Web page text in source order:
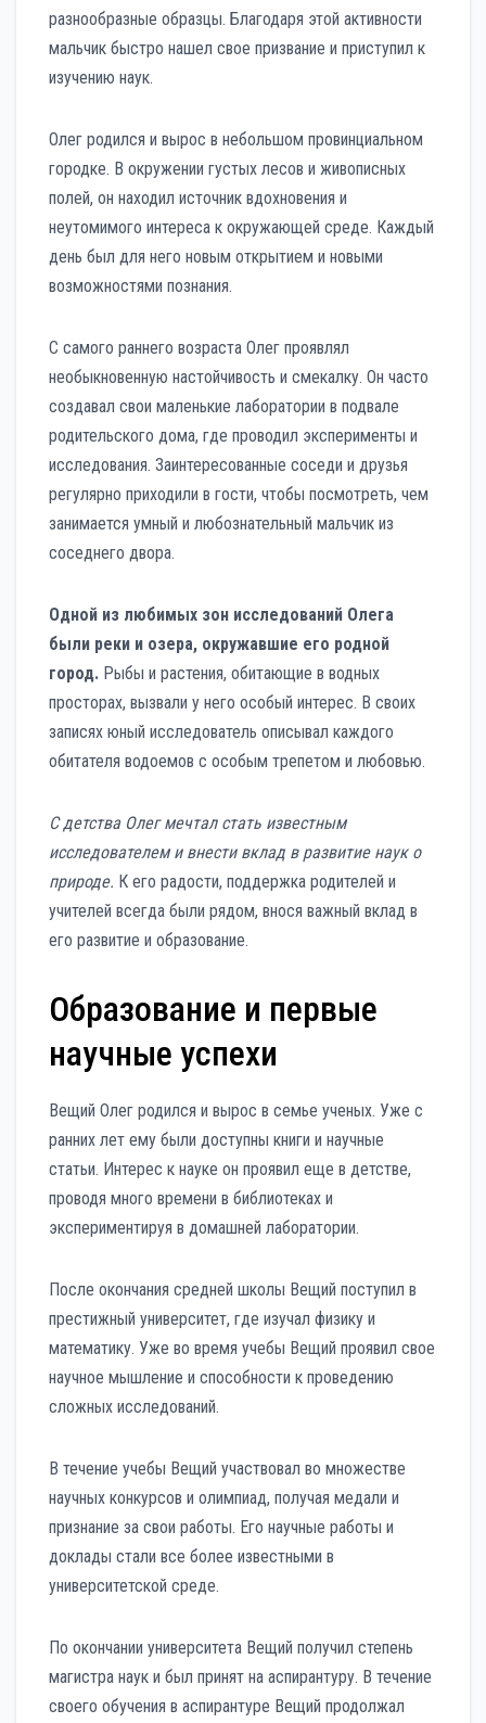
разнообразные образцы. Благодаря этой активности
мальчик быстро нашел свое призвание и приступил к
изучению наук.
Олег родился и вырос в небольшом провинциальном
городке. В окружении густых лесов и живописных
полей, он находил источник вдохновения и
неутомимого интереса к окружающей среде. Каждый
день был для него новым открытием и новыми
возможностями познания.
С самого раннего возраста Олег проявлял
необыкновенную настойчивость и смекалку. Он часто
создавал свои маленькие лаборатории в подвале
родительского дома, где проводил эксперименты и
исследования. Заинтересованные соседи и друзья
регулярно приходили в гости, чтобы посмотреть, чем
занимается умный и любознательный мальчик из
соседнего двора.
Одной из любимых зон исследований Олега
были реки и озера, окружавшие его родной
город. Рыбы и растения, обитающие в водных
просторах, вызвали у него особый интерес. В своих
записях юный исследователь описывал каждого
обитателя водоемов с особым трепетом и любовью.
С детства Олег мечтал стать известным
исследователем и внести вклад в развитие наук о
природе. К его радости, поддержка родителей и
учителей всегда были рядом, внося важный вклад в
его развитие и образование.
Образование и первые
научные успехи
Вещий Олег родился и вырос в семье ученых. Уже с
ранних лет ему были доступны книги и научные
статьи. Интерес к науке он проявил еще в детстве,
проводя много времени в библиотеках и
экспериментируя в домашней лаборатории.
После окончания средней школы Вещий поступил в
престижный университет, где изучал физику и
математику. Уже во время учебы Вещий проявил свое
научное мышление и способности к проведению
сложных исследований.
В течение учебы Вещий участвовал во множестве
научных конкурсов и олимпиад, получая медали и
признание за свои работы. Его научные работы и
доклады стали все более известными в
университетской среде.
По окончании университета Вещий получил степень
магистра наук и был принят на аспирантуру. В течение
своего обучения в аспирантуре Вещий продолжал